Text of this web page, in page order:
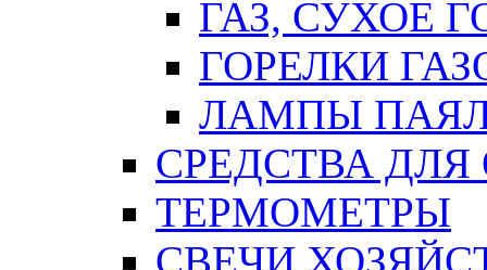
ГАЗ, СУХОЕ
ГОРЕЛКИ
ЛАМПЫ
СРЕДСТВА
ТЕРМОМЕТРЫ